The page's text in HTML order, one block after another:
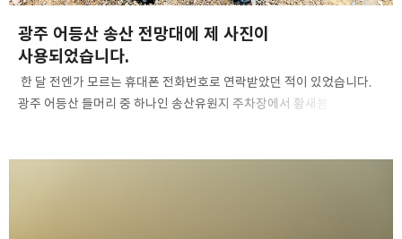
광주 어등산 송산 전망대에 제 사진이
사용되었습니다.
​ 한 달 전엔가 모르는 휴대폰 전화번호로 연락받았던 적이 있었습니다. ​
광주 어등산 들머리 중 하나인 송산유원지 주차장에서 황새봉